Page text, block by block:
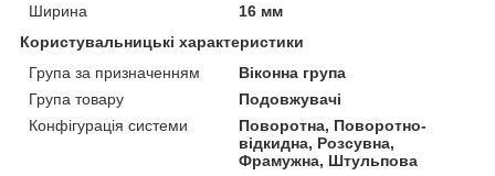
Ширина
16 мм
Користувальницькі характеристики
Група за призначенням
Віконна група
Група товару
Подовжувачі
Конфігурація системи
Поворотна, Поворотно-
відкидна, Розсувна,
Фрамужна, Штульпова